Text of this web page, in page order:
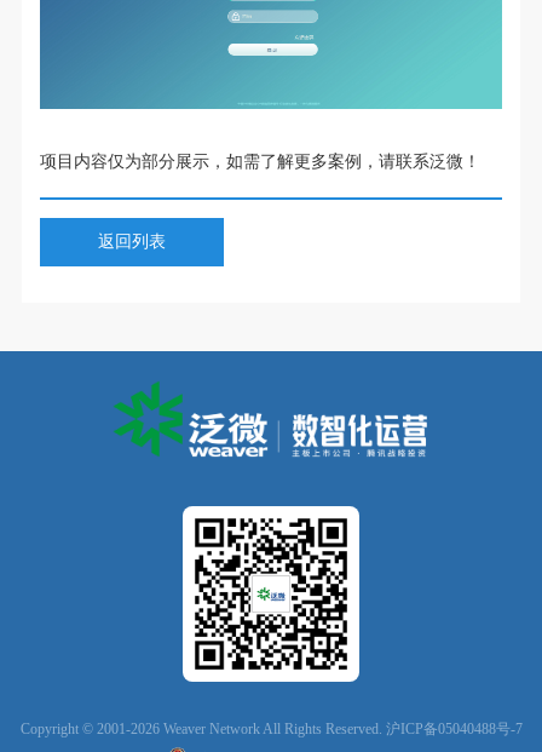
项目内容仅为部分展示，如需了解更多案例，请联系泛微！
返回列表
Copyright © 2001-2026 Weaver Network All Rights Reserved. 沪ICP备05040488号-7